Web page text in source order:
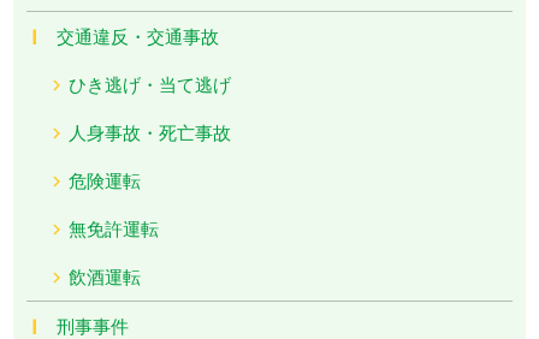
交通違反・交通事故
ひき逃げ・当て逃げ
人身事故・死亡事故
危険運転
無免許運転
飲酒運転
刑事事件